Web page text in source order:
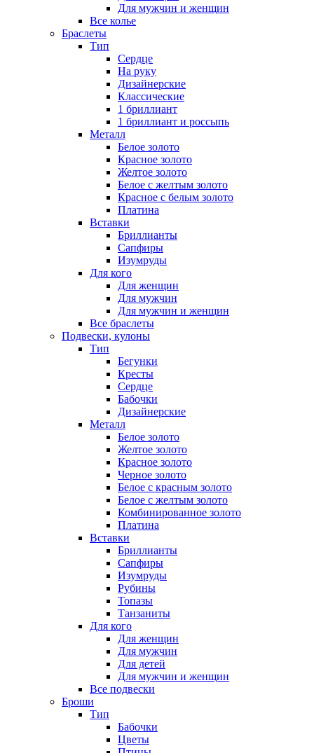
Для мужчин и женщин
Все колье
Браслеты
Тип
Сердце
На руку
Дизайнерские
Классические
1 бриллиант
1 бриллиант и россыпь
Металл
Белое золото
Красное золото
Желтое золото
Белое с желтым золото
Красное с белым золото
Платина
Вставки
Бриллианты
Сапфиры
Изумруды
Для кого
Для женщин
Для мужчин
Для мужчин и женщин
Все браслеты
Подвески, кулоны
Тип
Бегунки
Кресты
Сердце
Бабочки
Дизайнерские
Металл
Белое золото
Желтое золото
Красное золото
Черное золото
Белое с красным золото
Белое с желтым золото
Комбинированное золото
Платина
Вставки
Бриллианты
Сапфиры
Изумруды
Рубины
Топазы
Танзаниты
Для кого
Для женщин
Для мужчин
Для детей
Для мужчин и женщин
Все подвески
Броши
Тип
Бабочки
Цветы